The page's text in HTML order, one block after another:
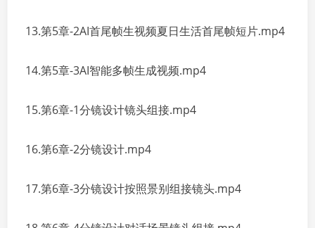
13.第5章-2AI首尾帧生视频夏日生活首尾帧短片.mp4
14.第5章-3AI智能多帧生成视频.mp4
15.第6章-1分镜设计镜头组接.mp4
16.第6章-2分镜设计.mp4
17.第6章-3分镜设计按照景别组接镜头.mp4